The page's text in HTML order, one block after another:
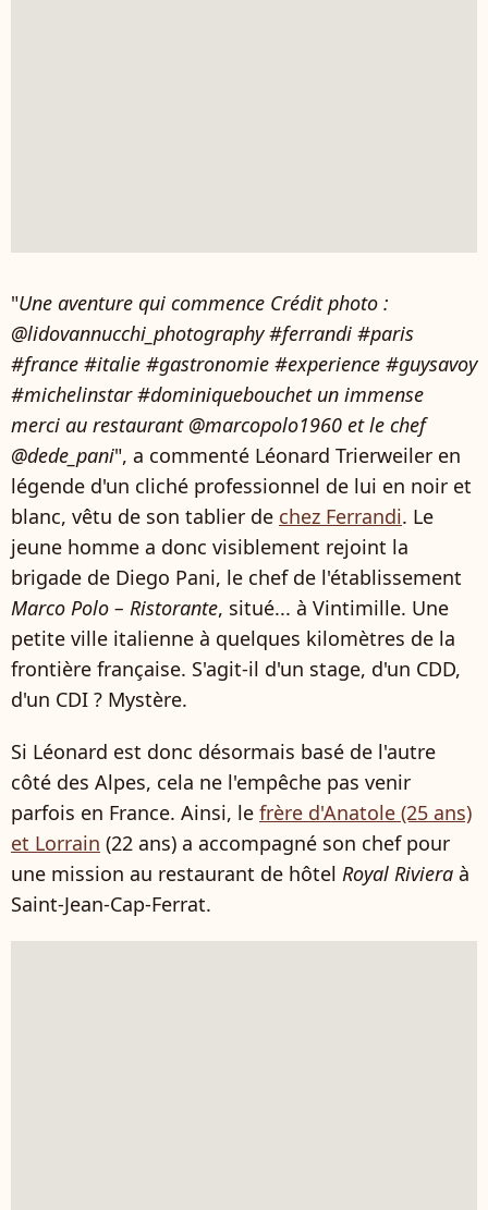
"Une aventure qui commence Crédit photo :
@lidovannucchi_photography #ferrandi #paris
#france #italie #gastronomie #experience #guysavoy
#michelinstar #dominiquebouchet un immense
merci au restaurant @marcopolo1960 et le chef
@dede_pani", a commenté Léonard Trierweiler en
légende d'un cliché professionnel de lui en noir et
blanc, vêtu de son tablier de chez Ferrandi. Le
jeune homme a donc visiblement rejoint la
brigade de Diego Pani, le chef de l'établissement
Marco Polo – Ristorante, situé... à Vintimille. Une
petite ville italienne à quelques kilomètres de la
frontière française. S'agit-il d'un stage, d'un CDD,
d'un CDI ? Mystère.
Si Léonard est donc désormais basé de l'autre
côté des Alpes, cela ne l'empêche pas venir
parfois en France. Ainsi, le frère d'Anatole (25 ans)
et Lorrain (22 ans) a accompagné son chef pour
une mission au restaurant de hôtel Royal Riviera à
Saint-Jean-Cap-Ferrat.